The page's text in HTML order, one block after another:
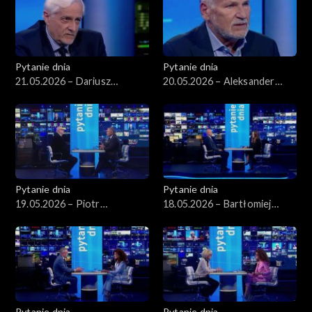
Pytanie dnia
21.05.2026 – Dariusz
Pytanie dnia
20.05.2026 – Aleksander
Pytanie dnia
19.05.2026 – Piotr
Pytanie dnia
18.05.2026 – Bartłomiej